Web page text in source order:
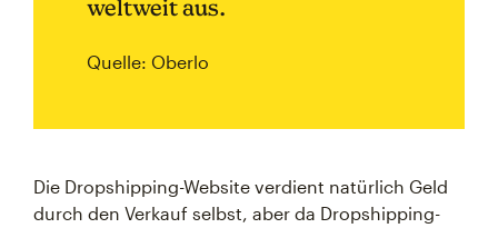
weltweit aus.
Quelle: Oberlo
Die Dropshipping-Website verdient natürlich Geld
durch den Verkauf selbst, aber da Dropshipping-